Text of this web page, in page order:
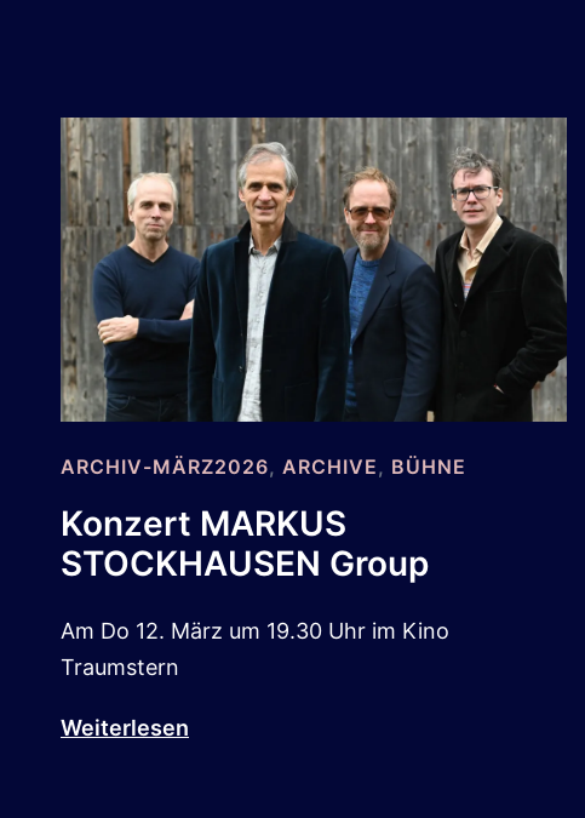
ARCHIV-MÄRZ2026, ARCHIVE , BÜHNE
Konzert MARKUS
STOCKHAUSEN Group
Am Do 12. März um 19.30 Uhr im Kino
Traumstern
Weiterlesen